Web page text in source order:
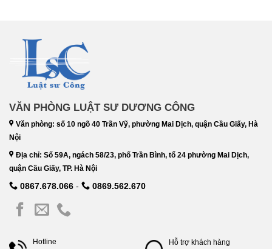
VĂN PHÒNG LUẬT SƯ DƯƠNG CÔNG
Văn phòng: số 10 ngõ 40 Trần Vỹ, phường Mai Dịch, quận Cầu Giấy, Hà
Nội
Địa chỉ: Số 59A, ngách 58/23, phố Trần Bình, tổ 24 phường Mai Dịch,
quận Cầu Giấy, TP. Hà Nội
0867.678.066 - 0869.562.670
Hotline Hỗ trợ khách hàng